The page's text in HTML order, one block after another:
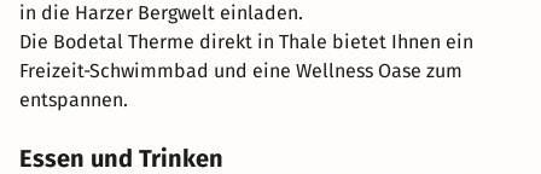
in die Harzer Bergwelt einladen.
Die Bodetal Therme direkt in Thale bietet Ihnen ein
Freizeit-Schwimmbad und eine Wellness Oase zum
entspannen.
Essen und Trinken